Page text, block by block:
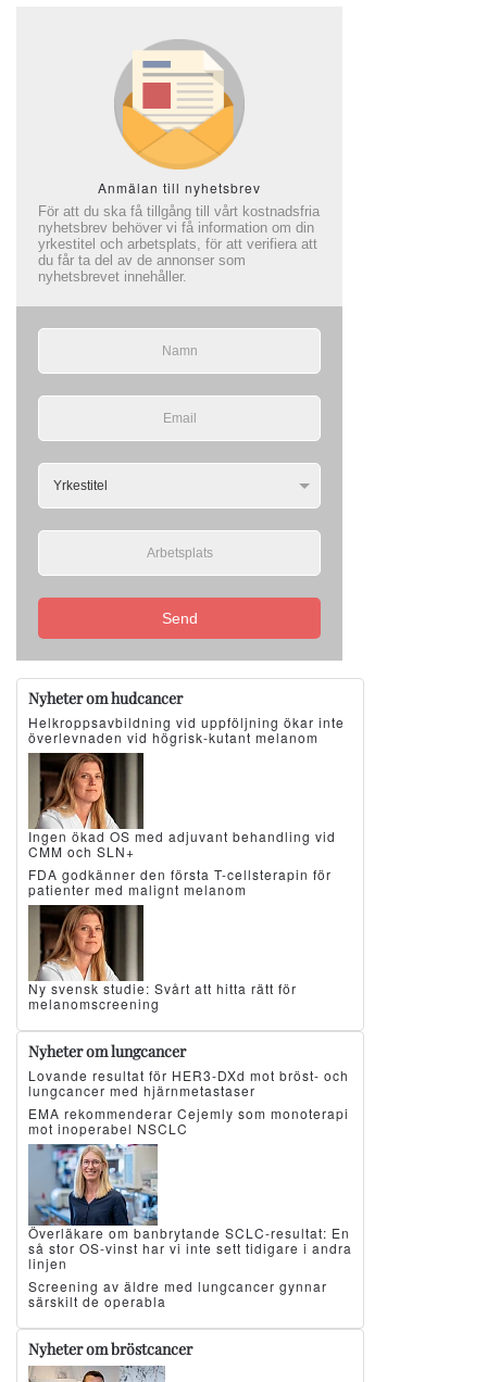
Anmälan till nyhetsbrev
För att du ska få tillgång till vårt kostnadsfria
nyhetsbrev behöver vi få information om din
yrkestitel och arbetsplats, för att verifiera att
du får ta del av de annonser som
nyhetsbrevet innehåller.
Send
Nyheter om hudcancer
Helkroppsavbildning vid uppföljning ökar inte
överlevnaden vid högrisk-kutant melanom
Ingen ökad OS med adjuvant behandling vid
CMM och SLN+
FDA godkänner den första T-cellsterapin för
patienter med malignt melanom
Ny svensk studie: Svårt att hitta rätt för
melanomscreening
Nyheter om lungcancer
Lovande resultat för HER3-DXd mot bröst- och
lungcancer med hjärnmetastaser
EMA rekommenderar Cejemly som monoterapi
mot inoperabel NSCLC
Överläkare om banbrytande SCLC-resultat: En
så stor OS-vinst har vi inte sett tidigare i andra
linjen
Screening av äldre med lungcancer gynnar
särskilt de operabla
Nyheter om bröstcancer